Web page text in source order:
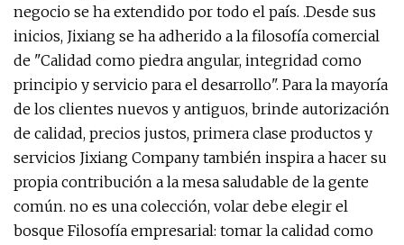
negocio se ha extendido por todo el país. .Desde sus
inicios, Jixiang se ha adherido a la filosofía comercial
de "Calidad como piedra angular, integridad como
principio y servicio para el desarrollo". Para la mayoría
de los clientes nuevos y antiguos, brinde autorización
de calidad, precios justos, primera clase productos y
servicios Jixiang Company también inspira a hacer su
propia contribución a la mesa saludable de la gente
común. no es una colección, volar debe elegir el
bosque Filosofía empresarial: tomar la calidad como